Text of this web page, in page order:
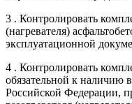
3 . Контролировать
(нагревателя)
эксплуатационной
4 . Контролировать
обязательной к наличию
Российской Федерации,